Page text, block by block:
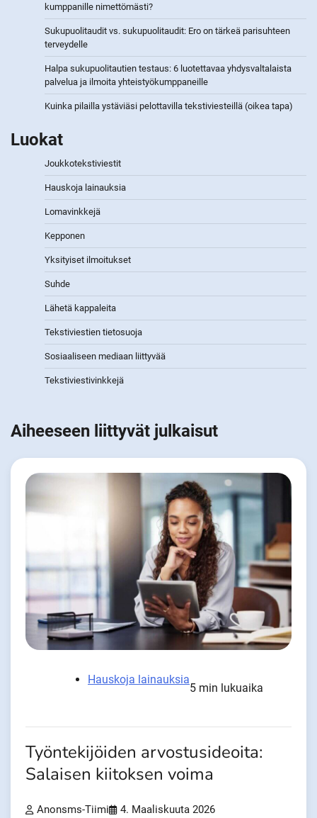
kumppanille nimettömästi?
Sukupuolitaudit vs. sukupuolitaudit: Ero on tärkeä parisuhteen
terveydelle
Halpa sukupuolitautien testaus: 6 luotettavaa yhdysvaltalaista
palvelua ja ilmoita yhteistyökumppaneille
Kuinka pilailla ystäviäsi pelottavilla tekstiviesteillä (oikea tapa)
Luokat
Joukkotekstiviestit
Hauskoja lainauksia
Lomavinkkejä
Kepponen
Yksityiset ilmoitukset
Suhde
Lähetä kappaleita
Tekstiviestien tietosuoja
Sosiaaliseen mediaan liittyvää
Tekstiviestivinkkejä
Aiheeseen liittyvät julkaisut
Hauskoja lainauksia
5 min lukuaika
Työntekijöiden arvostusideoita:
Salaisen kiitoksen voima
Anonsms-Tiimi 4. Maaliskuuta 2026